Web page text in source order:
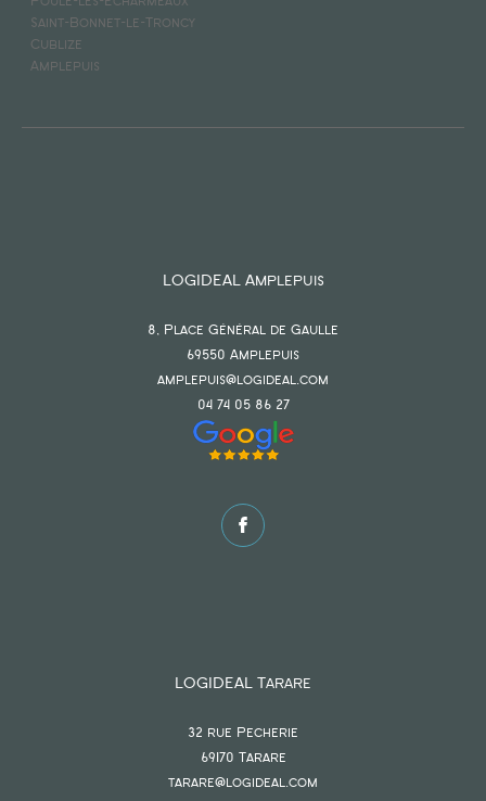
Saint-Bonnet-le-Troncy
Cublize
Amplepuis
LOGIDEAL Amplepuis
8, Place Général de Gaulle
69550 amplepuis
amplepuis@logideal.com
04 74 05 86 27
LOGIDEAL Tarare
32 rue Pecherie
69170 tarare
tarare@logideal.com